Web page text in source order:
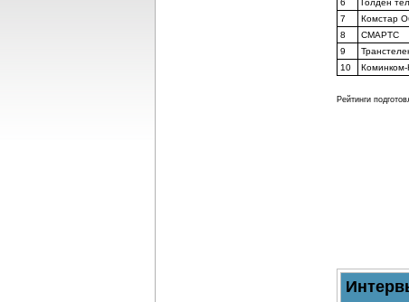
6
Голден
7
Комстар
8
СМАРТС
9
10
Коминком-
Рейтинги